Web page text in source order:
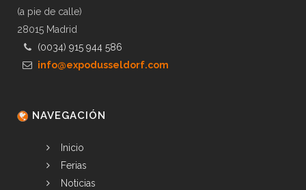
(a pie de calle)
28015 Madrid
(0034) 915 944 586
info@expodusseldorf.com
NAVEGACIÓN
Inicio
Ferias
Noticias